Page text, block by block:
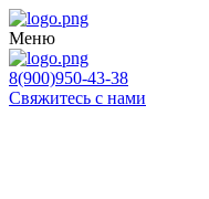
Меню
8(900)950-43-38
Свяжитесь с нами